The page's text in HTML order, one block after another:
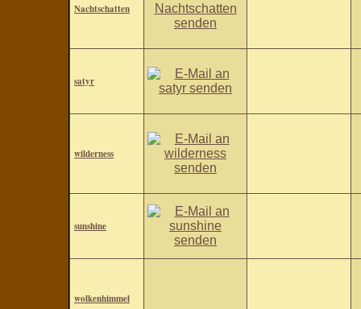
Nachtschatten
satyr
wilderness
sunshine
wolkenhimmel